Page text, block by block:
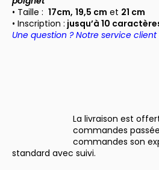
• Taille : 17cm, 19,5 cm et 21 cm
• Inscription : jusqu’à 10
Une question ? Notre service
La livraison est
commandes
commandes son
standard avec suivi.